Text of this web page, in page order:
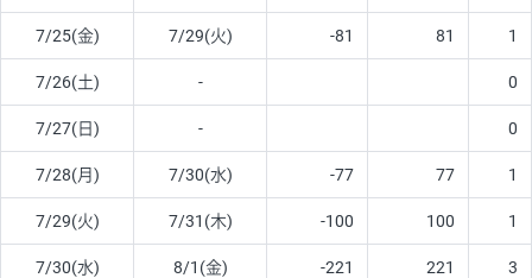
7/25(金) 7/29(火) -81 81 1
7/26(土) - 0
7/27(日) - 0
7/28(月) 7/30(水) -77 77 1
7/29(火) 7/31(木) -100 100 1
7/30(水) 8/1(金) -221 221 3